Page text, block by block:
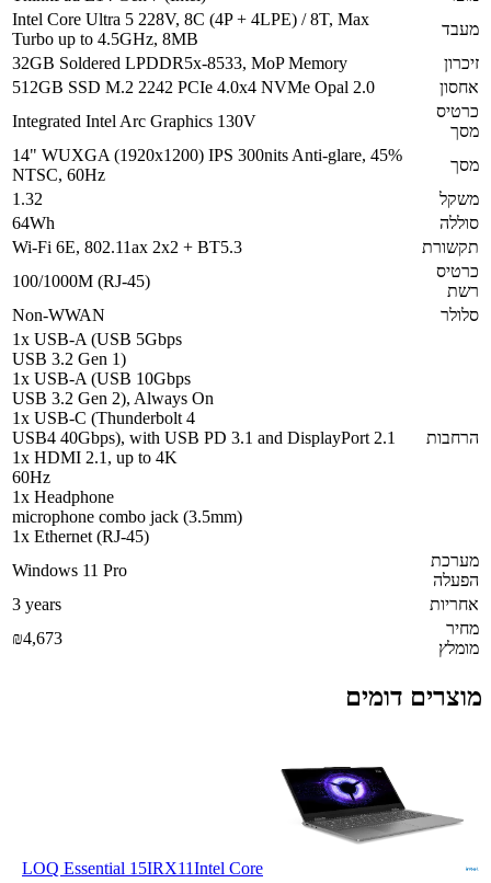
מעבד
Intel Core Ultra 5 228V, 8C (4P + 4LPE) / 8T, Max
Turbo up to 4.5GHz, 8MB
זיכרון
32GB Soldered LPDDR5x-8533, MoP Memory
אחסון
512GB SSD M.2 2242 PCIe 4.0x4 NVMe Opal 2.0
כרטיס
מסך
Integrated Intel Arc Graphics 130V
מסך
14" WUXGA (1920x1200) IPS 300nits Anti-glare, 45%
NTSC, 60Hz
משקל
1.32
סוללה
64Wh
תקשורת
Wi-Fi 6E, 802.11ax 2x2 + BT5.3
כרטיס
רשת
100/1000M (RJ-45)
סלולר
Non-WWAN
הרחבות
1x USB-A (USB 5Gbps
USB 3.2 Gen 1)
1x USB-A (USB 10Gbps
USB 3.2 Gen 2), Always On
1x USB-C (Thunderbolt 4
USB4 40Gbps), with USB PD 3.1 and DisplayPort 2.1
1x HDMI 2.1, up to 4K
60Hz
1x Headphone
microphone combo jack (3.5mm)
1x Ethernet (RJ-45)
מערכת
הפעלה
Windows 11 Pro
אחריות
3 years
מחיר
מומלץ
₪4,673
מוצרים דומים
LOQ Essential 15IRX11Intel Core